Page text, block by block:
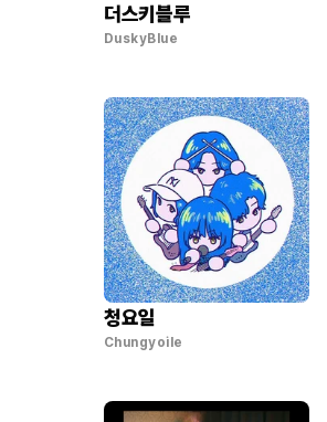
더스키블루
DuskyBlue
청요일
Chungyoile